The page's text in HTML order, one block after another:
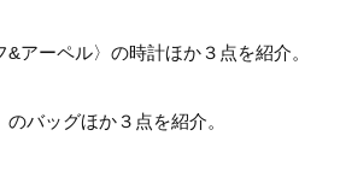
&アーペル〉の時計ほか３点を紹介。
のバッグほか３点を紹介。